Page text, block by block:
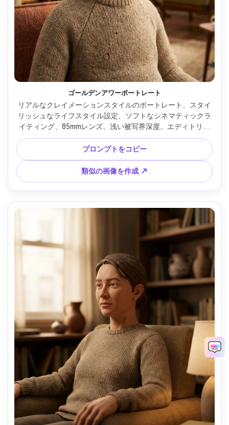
ゴールデンアワーポートレート
リアルなクレイメーションスタイルのポートレート、スタイ
リッシュなライフスタイル設定、ソフトなシネマティックラ
イティング、85mmレンズ、浅い被写界深度、エディトリア
ル構図、自然な肌の質感 --ar 4:5
プロンプトをコピー
類似の画像を作成 ↗